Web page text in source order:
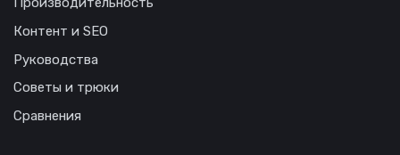
Контент и SEO
Руководства
Советы и трюки
Сравнения